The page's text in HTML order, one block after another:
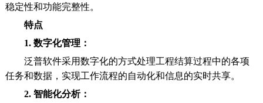
稳定性和功能完整性。
特点
1. 数字化管理：
泛普软件采用数字化的方式处理工程结算过程中的各项
任务和数据，实现工作流程的自动化和信息的实时共享。
2. 智能化分析：